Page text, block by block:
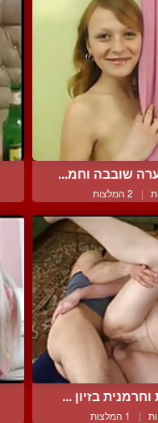
שובבה וחמ...
| 2 המלצות
בזיון ...
| 1 המלצות